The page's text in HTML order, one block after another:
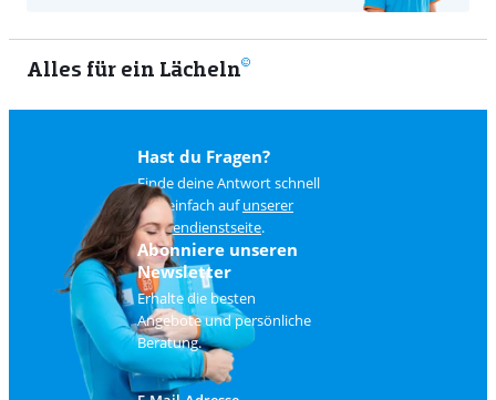
Alles für ein Lächeln
Hast du Fragen?
Finde deine Antwort schnell
und einfach aufunserer
Kundendienstseite.
Abonniere unseren
Newsletter
Erhalte die besten
Angebote und persönliche
Beratung.